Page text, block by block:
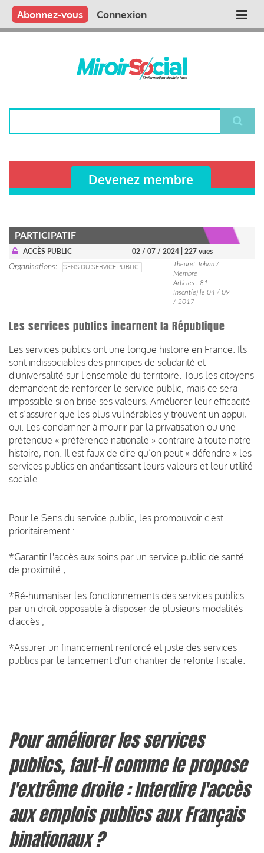
Aller
contenu
Main
Qui sommes nous ?
Vous publiez
Nous publions
Contactez-nous
Abonnez-vous Connexion
Devenez membre
PARTICIPATIF
ACCÈS PUBLIC 02 / 07 / 2024 | 227 vues
Organisations SENS DU SERVICE PUBLIC
Theuret Johan /
Membre
Articles : 81
Inscrit(e) le 04 / 09
/ 2017
Les services publics incarnent la République
Les services publics ont une longue histoire en France. Ils
sont indissociables des principes de solidarité et
d'universalité sur l'ensemble du territoire. Tous les citoyens
demandent de renforcer le service public, mais ce sera
impossible si on brise ses valeurs. Améliorer leur efficacité
et s’assurer que les plus vulnérables y trouvent un appui,
oui. Les condamner à mourir par la privatisation ou une
prétendue « préférence nationale » contraire à toute notre
histoire, non. Il est faux de dire qu’on peut « défendre » les
services publics en anéantissant leurs valeurs et leur utilité
sociale.
Pour le Sens du service public, les promouvoir c'est
prioritairement :
*Garantir l'accès aux soins par un service public de santé
de proximité ;
*Ré-humaniser les fonctionnements des services publics
par un droit opposable à disposer de plusieurs modalités
d'accès ;
*Assurer un financement renforcé et juste des services
publics par le lancement d'un chantier de refonte fiscale.
Pour améliorer les services
publics, faut-il comme le propose
l'extrême droite : Interdire l'accès
aux emplois publics aux Français
binationaux ?